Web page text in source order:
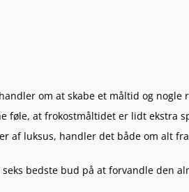
om at skabe et måltid og
føle, at frokostmåltidet er lidt ekstra
af luksus, handler det både om alt
seks bedste bud på at forvandle den